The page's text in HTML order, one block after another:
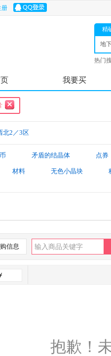
册
精
地
士
热门
我要买
北2／3区
矛盾的结晶体 点券
材料 无色小晶块
信息
抱歉！